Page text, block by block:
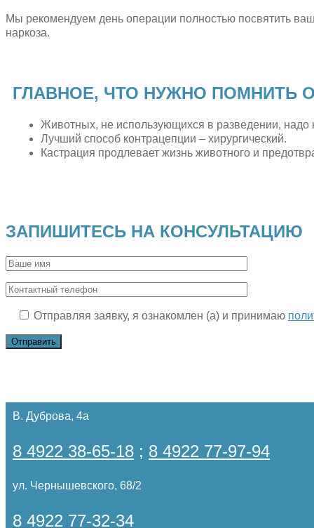
Мы рекомендуем день операции полностью посвятить
наркоза.
ГЛАВНОЕ, ЧТО НУЖНО ПОМНИТЬ
Животных, не использующихся в разведении, надо
Лучший способ контрацепции – хирургический.
Кастрация продлевает жизнь животного и
ЗАПИШИТЕСЬ НА КОНСУЛЬТАЦИЮ
Отправляя заявку, я ознакомлен (а) и принимаю
В. Дуброва, 4а
8 4922 38-65-18 ; 8 4922 77-97-94
ул. Чернышевского, 68/2
8 4922 77-32-34